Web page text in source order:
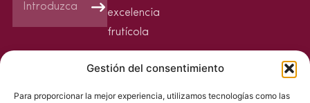
Gestión del consentimiento
Para proporcionar la mejor experiencia, utilizamos tecnologías como las
excelencia
frutícola
plaguicidas